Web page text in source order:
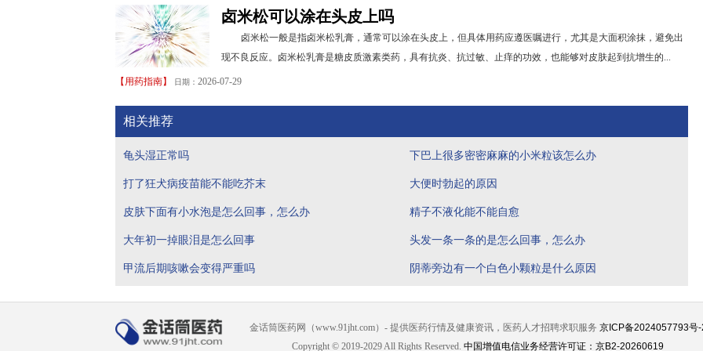
卤米松可以涂在头皮上吗
卤米松一般是指卤米松乳膏，通常可以涂在头皮上，但具体用药应遵医嘱进行，尤其是大面积涂抹，避免出
现不良反应。卤米松乳膏是糖皮质激素类药，具有抗炎、抗过敏、止痒的功效，也能够对皮肤起到抗增生的...
【 用药指南】 日期： 2026-07-29
相关推荐
龟头湿正常吗 下巴上很多密密麻麻的小米粒该怎么办
打了狂犬病疫苗能不能吃芥末 大便时勃起的原因
皮肤下面有小水泡是怎么回事，怎么办 精子不液化能不能自愈
大年初一掉眼泪是怎么回事 头发一条一条的是怎么回事，怎么办
甲流后期咳嗽会变得严重吗 阴蒂旁边有一个白色小颗粒是什么原因
金话筒医药网（www.91jht.com）- 提供医药行情及健康资讯，医药人才招聘求职服务 京ICP备2024057793号-
Copyright © 2019-2029 All Rights Reserved. 中国增值电信业务经营许可证：京B2-20260619